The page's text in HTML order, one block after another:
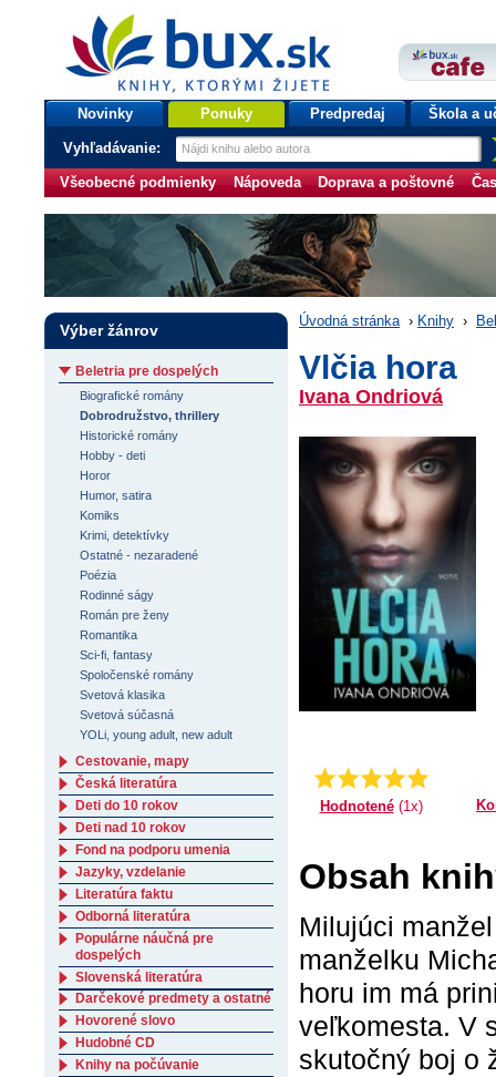
bux.sk
knihy, ktorými žijete
Úvodná stránka
Novinky Ponuky Predpredaj Škola a
Vyhľadávanie:
Všeobecné podmienky Nápoveda Doprava a poštovné
Úvodná stránka › Knihy ›
Vlčia hora
Ivana Ondriová
Priemer:
5.0
Hodnotené(1x)
Obsah
Milujúci
manželku
horu im má
veľkomesta. V
skutočný boj o
Výber žánrov
Beletria pre dospelých
Biografické romány
Dobrodružstvo, thrillery
Historické romány
Hobby - deti
Horor
Humor, satira
Komiks
Krimi, detektívky
Ostatné - nezaradené
Poézia
Rodinné ságy
Román pre ženy
Romantika
Sci-fi, fantasy
Spoločenské romány
Svetová klasika
Svetová súčasná
YOLi, young adult, new adult
Cestovanie, mapy
Česká literatúra
Deti do 10 rokov
Deti nad 10 rokov
Fond na podporu umenia
Jazyky, vzdelanie
Literatúra faktu
Odborná literatúra
Populárne náučná pre
dospelých
Slovenská literatúra
Darčekové predmety a ostatné
Hovorené slovo
Hudobné CD
Knihy na počúvanie